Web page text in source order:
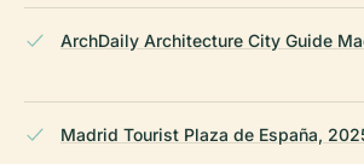
ArchDaily Architecture City Guide
Madrid Tourist Plaza de España,